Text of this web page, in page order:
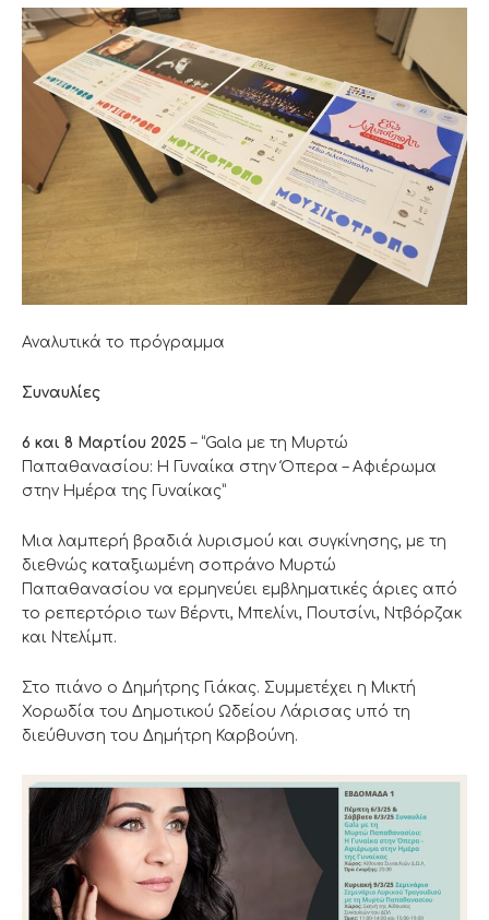
Αναλυτικά το πρόγραμμα
Συναυλίες
6 και 8 Μαρτίου 2025 – “Gala με τη Μυρτώ
Παπαθανασίου: Η Γυναίκα στην Όπερα – Αφιέρωμα
στην Ημέρα της Γυναίκας”
Μια λαμπερή βραδιά λυρισμού και συγκίνησης, με τη
διεθνώς καταξιωμένη σοπράνο Μυρτώ
Παπαθανασίου να ερμηνεύει εμβληματικές άριες από
το ρεπερτόριο των Βέρντι, Μπελίνι, Πουτσίνι, Ντβόρζακ
και Ντελίμπ.
Στο πιάνο ο Δημήτρης Γιάκας. Συμμετέχει η Μικτή
Χορωδία του Δημοτικού Ωδείου Λάρισας υπό τη
διεύθυνση του Δημήτρη Καρβούνη.